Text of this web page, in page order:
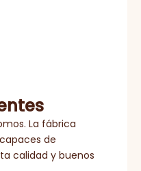
La fábrica
de
calidad y buenos